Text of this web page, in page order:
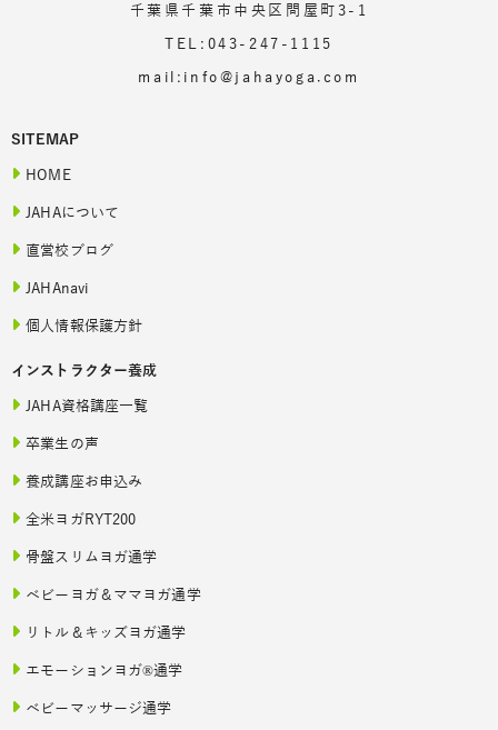
千葉県千葉市中央区問屋町3-1
TEL:043-247-1115
mail:info@jahayoga.com
SITEMAP
HOME
JAHAについて
直営校ブログ
JAHAnavi
個人情報保護方針
インストラクター養成
JAHA資格講座一覧
卒業生の声
養成講座お申込み
全米ヨガRYT200
骨盤スリムヨガ通学
ベビーヨガ＆ママヨガ通学
リトル＆キッズヨガ通学
エモーションヨガ®通学
ベビーマッサージ通学